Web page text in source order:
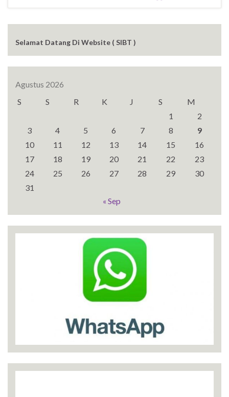
Selamat Datang Di Website ( SIBT )
Agustus 2026
S
S R K J S
M
1
2
3
4 5 6 7 8
9
10
11 12 13 14 15
16
17
18 19 20 21 22
23
24
25 26 27 28 29
30
31
« Sep